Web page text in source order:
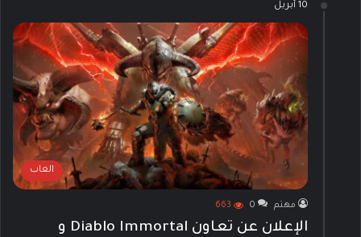
10 أبريل
العاب
مهتم 0
663
الإعلان عن تعاون Diablo Immortal و